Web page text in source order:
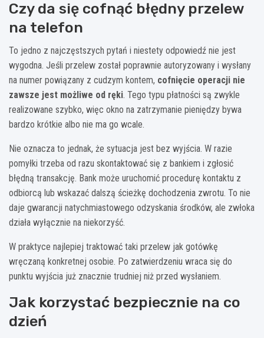
Czy da się cofnąć błędny przelew
na telefon
To jedno z najczęstszych pytań i niestety odpowiedź nie jest
wygodna. Jeśli przelew został poprawnie autoryzowany i wysłany
na numer powiązany z cudzym kontem, cofnięcie operacji nie
zawsze jest możliwe od ręki. Tego typu płatności są zwykle
realizowane szybko, więc okno na zatrzymanie pieniędzy bywa
bardzo krótkie albo nie ma go wcale.
Nie oznacza to jednak, że sytuacja jest bez wyjścia. W razie
pomyłki trzeba od razu skontaktować się z bankiem i zgłosić
błędną transakcję. Bank może uruchomić procedurę kontaktu z
odbiorcą lub wskazać dalszą ścieżkę dochodzenia zwrotu. To nie
daje gwarancji natychmiastowego odzyskania środków, ale zwłoka
działa wyłącznie na niekorzyść.
W praktyce najlepiej traktować taki przelew jak gotówkę
wręczaną konkretnej osobie. Po zatwierdzeniu wraca się do
punktu wyjścia już znacznie trudniej niż przed wysłaniem.
Jak korzystać bezpiecznie na co
dzień